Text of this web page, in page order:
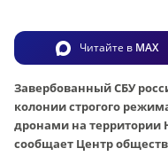
Читайте в MAX
Завербованный СБУ
колонии строгого
дронами на территории
сообщает Центр